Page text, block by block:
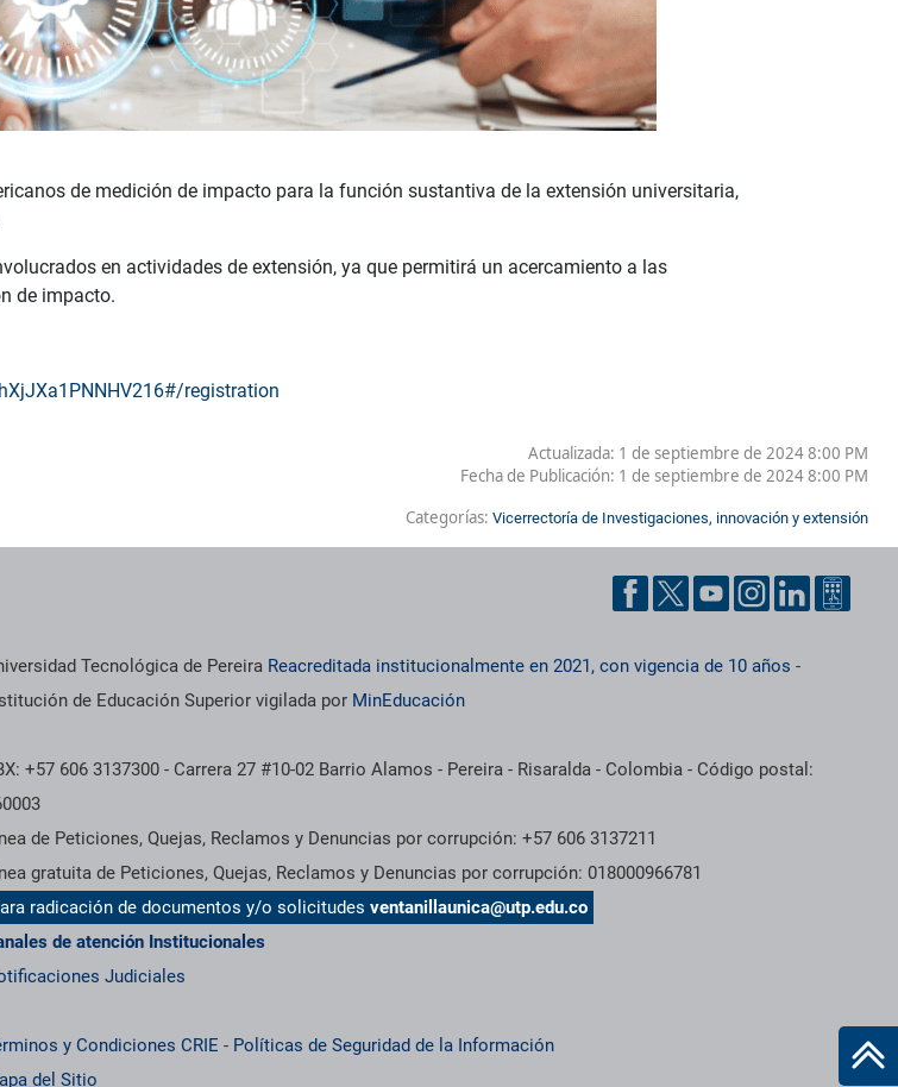
de medición de impacto para la función sustantiva de la extensión universitaria,
en actividades de extensión, ya que permitirá un acercamiento a las
de impacto.
registration
Actualizada: 1 de septiembre de 2024 8:00 PM
Fecha de Publicación: 1 de septiembre de 2024 8:00 PM
Categorías: Vicerrectoría de Investigaciones, innovación y extensión
Tecnológica de Pereira Reacreditada institucionalmente en 2021, con vigencia de 10 años -
de Educación Superior vigilada por MinEducación
+57 606 3137300 - Carrera 27 #10-02 Barrio Alamos - Pereira - Risaralda - Colombia - Código postal:
de Peticiones, Quejas, Reclamos y Denuncias por corrupción: +57 606 3137211
gratuita de Peticiones, Quejas, Reclamos y Denuncias por corrupción: 018000966781
radicación de documentos y/o solicitudesventanillaunica@utp.edu.co
de atención Institucionales
Judiciales
y Condiciones CRIE - Políticas de Seguridad de la Información
del Sitio